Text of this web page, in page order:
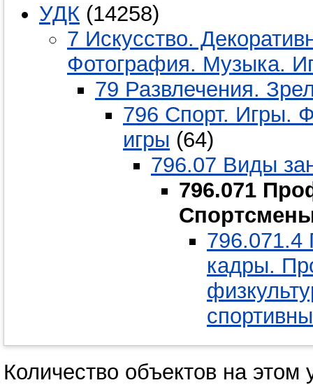
УДК (14258)
7 Искусство.
Фотография. Музыка.
79 Развлечения.
796 Спорт. Игры.
игры (64)
796.07 Виды
796.071
796.071.4
кадры.
Количество объектов на этом